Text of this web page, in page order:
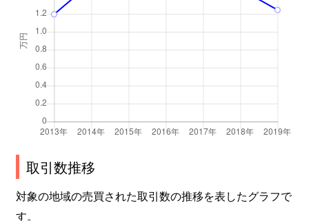
取引数推移
対象の地域の売買された取引数の推移を表したグラフで
す。